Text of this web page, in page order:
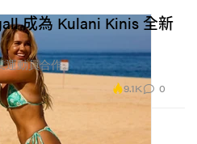
成為 Kulani Kinis 全新
動員合作。
9.1K 0